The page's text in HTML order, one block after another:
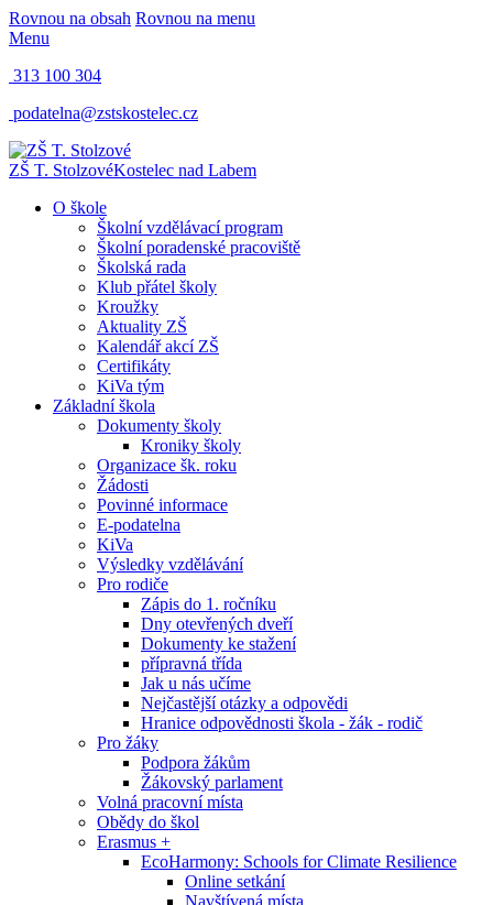
Rovnou na obsah Rovnou na menu
Menu
313 100 304
podatelna@zstskostelec.cz
ZŠ T. StolzovéKostelec nad Labem
O škole
Školní vzdělávací program
Školní poradenské pracoviště
Školská rada
Klub přátel školy
Kroužky
Aktuality ZŠ
Kalendář akcí ZŠ
Certifikáty
KiVa tým
Základní škola
Dokumenty školy
Kroniky školy
Organizace šk. roku
Žádosti
Povinné informace
E-podatelna
KiVa
Výsledky vzdělávání
Pro rodiče
Zápis do 1. ročníku
Dny otevřených dveří
Dokumenty ke stažení
přípravná třída
Jak u nás učíme
Nejčastější otázky a odpovědi
Hranice odpovědnosti škola - žák - rodič
Pro žáky
Podpora žákům
Žákovský parlament
Volná pracovní místa
Obědy do škol
Erasmus +
EcoHarmony: Schools for Climate Resilience
Online setkání
Navštívená místa